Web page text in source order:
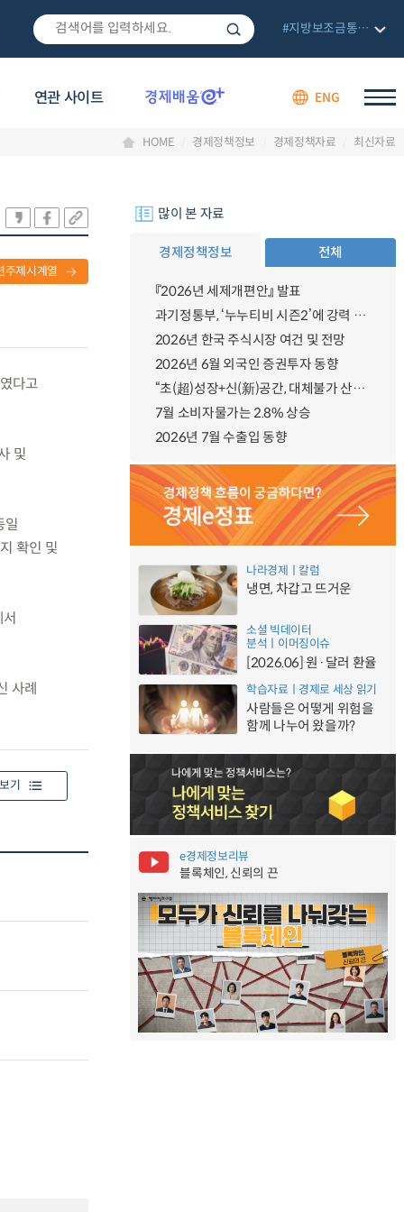
연관 사이트 ENG
#지방보조금통합관리망
HOME 경제정책정보 경제정책자료 최신자료
주제시계열
다고
및
일
확인 및
사례
기
많이 본 자료
경제정책정보 전체
『2026년 세제개편안』 발표
과기정통부, ‘누누티비 시즌2’에 강력 대응 의지 밝혀
2026년 한국 주식시장 여건 및 전망
2026년 6월 외국인 증권투자 동향
“초(超)성장+신(新)공간, 대체불가 산업강국”
7월 소비자물가는 2.8% 상승
2026년 7월 수출입 동향
나라경제ㅣ칼럼
냉면, 차갑고 뜨거운
소셜 빅데이터
분석ㅣ이머징이슈
[2026.06] 원·달러 환율
학습자료ㅣ경제로 세상 읽기
사람들은 어떻게 위험을
함께 나누어 왔을까?
e경제정보리뷰
블록체인, 신뢰의 끈